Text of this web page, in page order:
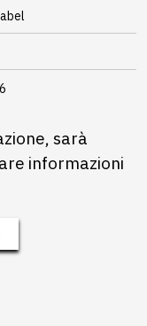
sarà
informazioni